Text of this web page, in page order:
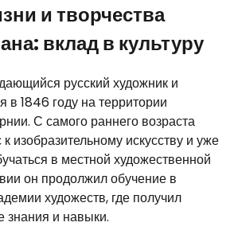
и творчества
вклад в культуру
русский художник и
в 1846 году на территории
С самого раннего возраста
изобразительному искусству и уже
в местной художественной
он продолжил обучение в
художеств, где получил
и навыки.